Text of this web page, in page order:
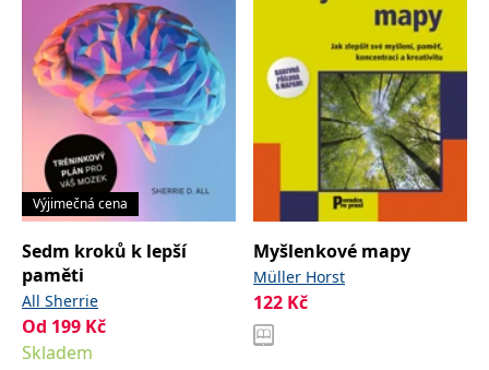
Výjimečná cena
Sedm kroků k lepší
paměti
All Sherrie
Od 199 Kč
Skladem
Myšlenkové mapy
Müller Horst
122 Kč